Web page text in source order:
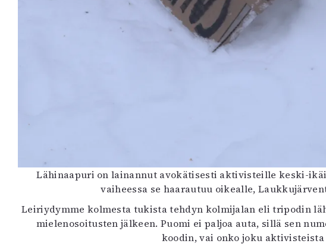
Lähinaapuri on lainannut avokätisesti aktivisteille keski-
vaiheessa se haarautuu oikealle,
Leiriydymme kolmesta tukista tehdyn kolmijalan eli tripodin
mielenosoitusten jälkeen. Puomi ei paljoa auta, sillä sen
koodin, vai onko joku